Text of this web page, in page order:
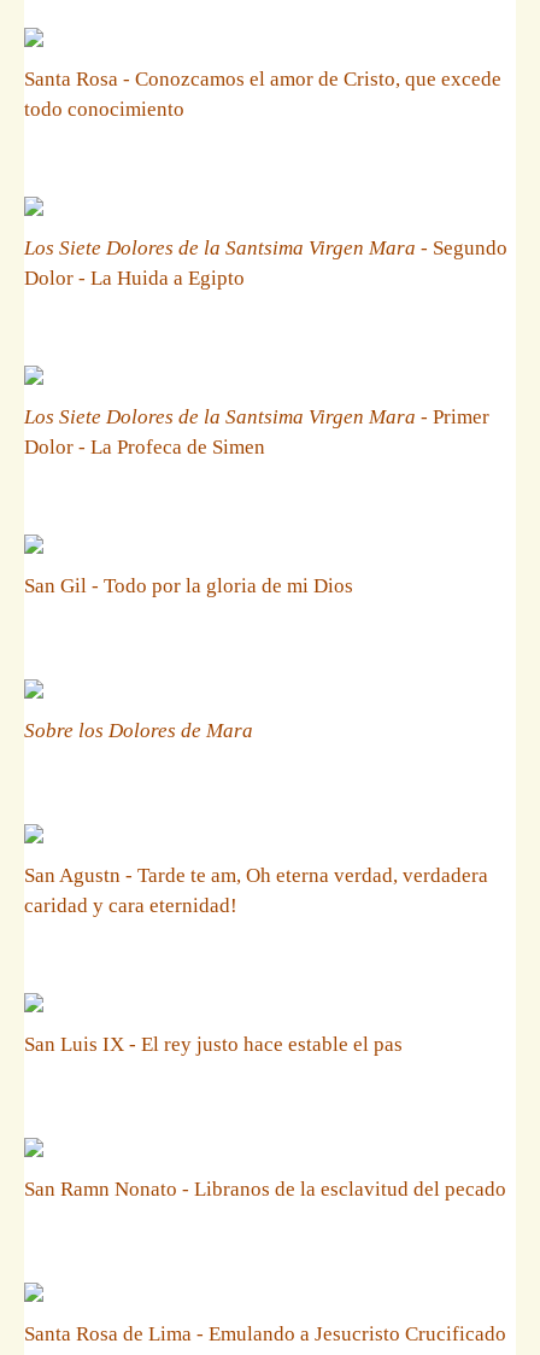
Santa Rosa - Conozcamos el amor de Cristo, que excede
todo conocimiento
Los Siete Dolores de la Santsima Virgen Mara - Segundo
Dolor - La Huida a Egipto
Los Siete Dolores de la Santsima Virgen Mara - Primer
Dolor - La Profeca de Simen
San Gil - Todo por la gloria de mi Dios
Sobre los Dolores de Mara
San Agustn - Tarde te am, Oh eterna verdad, verdadera
caridad y cara eternidad!
San Luis IX - El rey justo hace estable el pas
San Ramn Nonato - Libranos de la esclavitud del pecado
Santa Rosa de Lima - Emulando a Jesucristo Crucificado